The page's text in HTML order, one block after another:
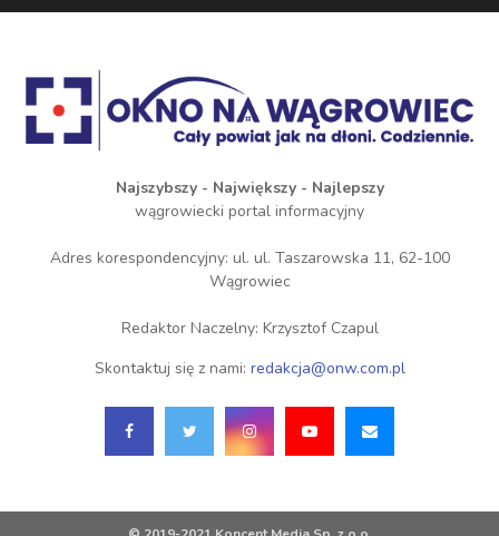
Najszybszy - Największy - Najlepszy
wągrowiecki portal informacyjny
Adres korespondencyjny: ul. ul. Taszarowska 11, 62-100
Wągrowiec
Redaktor Naczelny: Krzysztof Czapul
Skontaktuj się z nami: redakcja@onw.com.pl